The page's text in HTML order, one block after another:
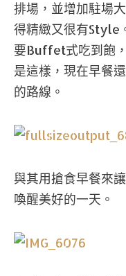
排場，並增加駐場
得精緻又很有Style
要Buffet式吃到飽
是這樣，現在早餐
的路線。
與其用搶食早餐來
喚醒美好的一天。